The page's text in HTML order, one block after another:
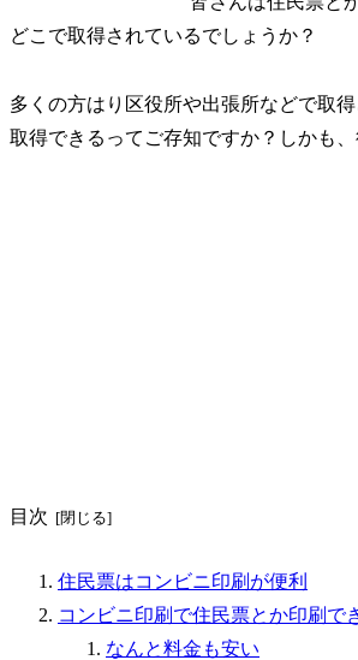
どこで取得されているでしょうか？
多くの方はり区役所や出張所などで取
取得できるってご存知ですか？しかも
目次
住民票はコンビニ印刷が便利
コンビニ印刷で住民票とか印刷で
なんと料金も安い